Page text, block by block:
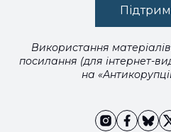
Використання
посилання (для інтернет-
на